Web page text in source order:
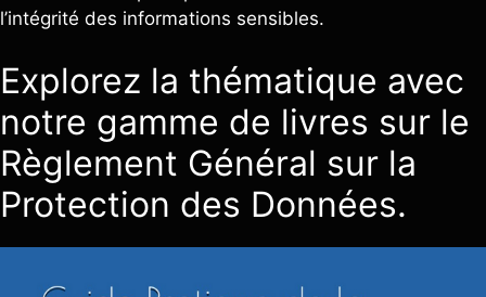
l’intégrité des informations sensibles.
Explorez la thématique avec
notre gamme de livres sur le
Règlement Général sur la
Protection des Données.